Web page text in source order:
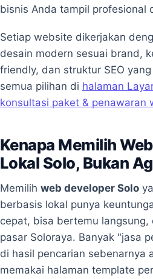
bisnis Anda tampil profesional
Setiap website dikerjakan
desain modern sesuai brand,
friendly, dan struktur SEO
semua pilihan di halaman
konsultasi paket & penawaran
Kenapa Memilih
Lokal Solo, Bukan
Memilih web developer Solo
berbasis lokal punya
cepat, bisa bertemu langsung,
pasar Soloraya. Banyak "jasa
di hasil pencarian sebenarnya
memakai halaman template